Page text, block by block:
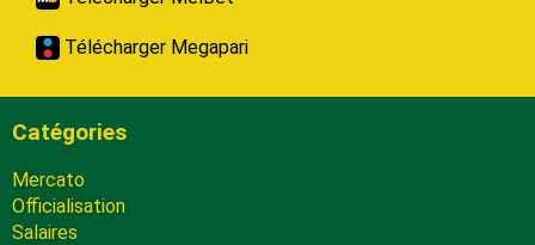
Télécharger Megapari
Catégories
Mercato
Officialisation
Salaires